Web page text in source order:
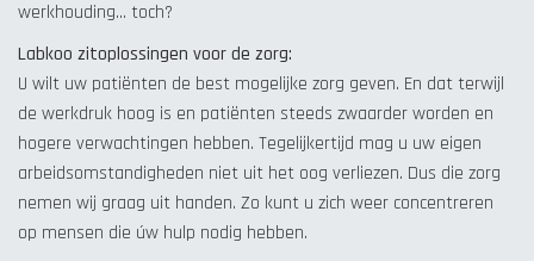
werkhouding… toch?
Labkoo zitoplossingen voor de zorg:
U wilt uw patiënten de best mogelijke zorg geven. En dat terwijl
de werkdruk hoog is en patiënten steeds zwaarder worden en
hogere verwachtingen hebben. Tegelijkertijd mag u uw eigen
arbeidsomstandigheden niet uit het oog verliezen. Dus die zorg
nemen wij graag uit handen. Zo kunt u zich weer concentreren
op mensen die úw hulp nodig hebben.